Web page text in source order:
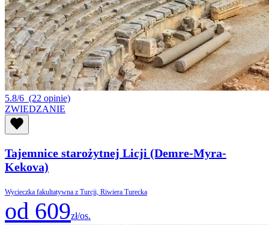
5.8/6 (22 opinie)
ZWIEDZANIE
Tajemnice starożytnej Licji (Demre-Myra-
Kekova)
Wycieczka fakultatywna z Turcji, Riwiera Turecka
od 609zł/os.